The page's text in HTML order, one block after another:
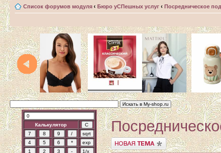
Список форумов модуля ‹ Бюро уСПешных услуг ‹ Посредническое
Калькулятор
Начать новую тему